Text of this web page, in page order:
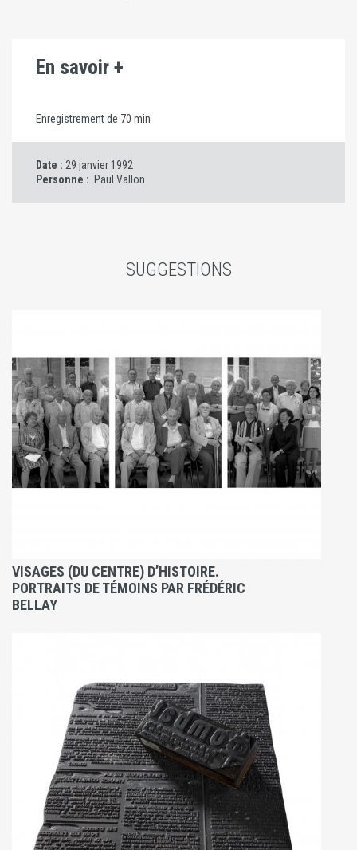
En savoir +
Enregistrement de 70 min
Date : 29 janvier 1992
Personne : Paul Vallon
SUGGESTIONS
VISAGES (DU CENTRE) D’HISTOIRE.
PORTRAITS DE TÉMOINS PAR FRÉDÉRIC
BELLAY